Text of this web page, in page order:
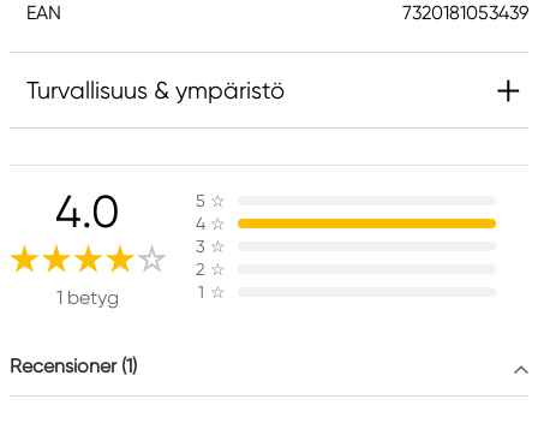
EAN 7320181053439
Turvallisuus & ympäristö
Vastuullinen EU
Kreatima
Panduro
205 14 Malmö, Sweden
www.panduro.com
4.0
1 betyg
5 ☆
4 ☆
3 ☆
2 ☆
1 ☆
Recensioner (1)